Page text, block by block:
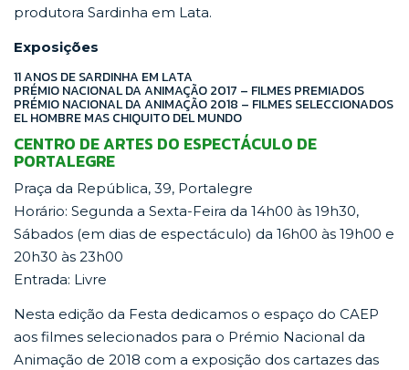
produtora Sardinha em Lata.
Exposições
11 ANOS DE SARDINHA EM LATA
PRÉMIO NACIONAL DA ANIMAÇÃO 2017 – FILMES PREMIADOS
PRÉMIO NACIONAL DA ANIMAÇÃO 2018 – FILMES SELECCIONADOS
EL HOMBRE MAS CHIQUITO DEL MUNDO
CENTRO DE ARTES DO ESPECTÁCULO DE
PORTALEGRE
Praça da República, 39, Portalegre
Horário: Segunda a Sexta-Feira da 14h00 às 19h30,
Sábados (em dias de espectáculo) da 16h00 às 19h00 e
20h30 às 23h00
Entrada: Livre
Nesta edição da Festa dedicamos o espaço do CAEP
aos filmes selecionados para o Prémio Nacional da
Animação de 2018 com a exposição dos cartazes das